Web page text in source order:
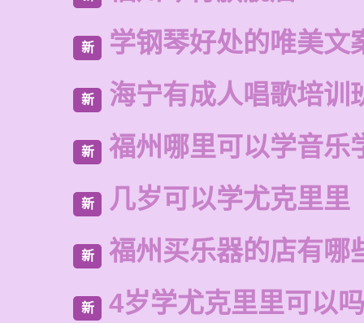
新 学钢琴好处的唯美文
新 海宁有成人唱歌培训
新 福州哪里可以学音乐
新 几岁可以学尤克里里
新 福州买乐器的店有哪
新 4岁学尤克里里可以吗